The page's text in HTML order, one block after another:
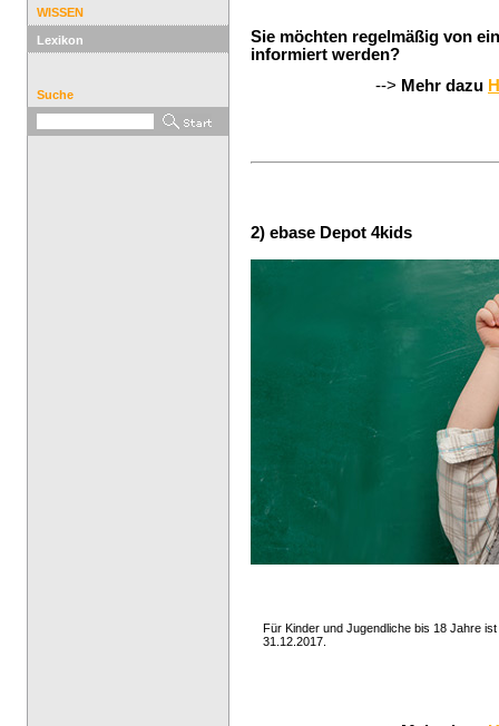
WISSEN
Lexikon
Suche
Sie möchten regelmäßig von
informiert werden?
--> Mehr dazu
2) ebase Depot 4kids
Für Kinder und Jugendliche bis 18 Jahre
31.12.2017.